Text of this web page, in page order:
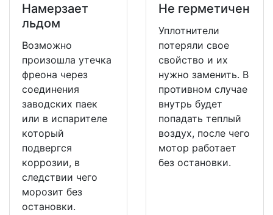
Намерзает
льдом
Возможно
произошла утечка
фреона через
соединения
заводских паек
или в испарителе
который
подвергся
коррозии, в
следствии чего
морозит без
остановки.
Не герметичен
Уплотнители
потеряли свое
свойство и их
нужно заменить. В
противном случае
внутрь будет
попадать теплый
воздух, после чего
мотор работает
без остановки.